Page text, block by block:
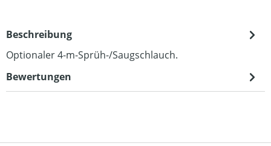
Beschreibung
Optionaler 4-m-Sprüh-/Saugschlauch.
Bewertungen